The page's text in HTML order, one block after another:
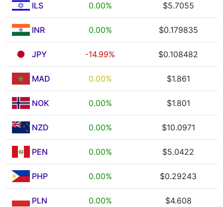
ILS 0.00% $5.7055
INR 0.00% $0.179835
JPY -14.99% $0.108482
MAD 0.00% $1.861
NOK 0.00% $1.801
NZD 0.00% $10.0971
PEN 0.00% $5.0422
PHP 0.00% $0.29243
PLN 0.00% $4.608